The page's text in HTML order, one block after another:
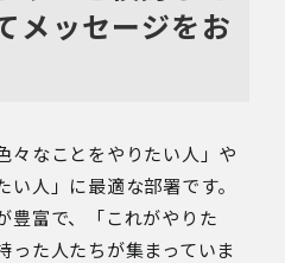
メッセージをお
々なことをやりたい人」や
い人」に最適な部署です。
豊富で、「これがやりた
った人たちが集まっていま